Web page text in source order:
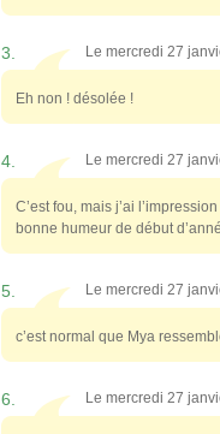
3. Le mercredi 27
Eh non ! désolée !
4. Le mercredi 27
C’est fou, mais j’ai
bonne humeur de début
5. Le mercredi 27
c’est normal que Mya
6. Le mercredi 27